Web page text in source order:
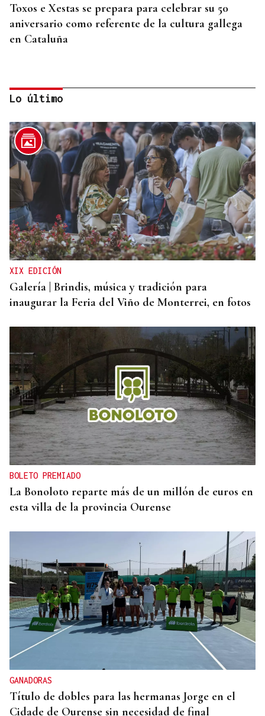
Toxos e Xestas se prepara para celebrar su 50
aniversario como referente de la cultura gallega
en Cataluña
DEPORTE EN LA DIÁSPORA
La Xunta ratifica su apoyo al Galicia Esporte
Clube de Salvador de Bahía
Lo último
XIX EDICIÓN
Galería | Brindis, música y tradición para
inaugurar la Feria del Viño de Monterrei, en fotos
BOLETO PREMIADO
La Bonoloto reparte más de un millón de euros en
esta villa de la provincia Ourense
GANADORAS
Título de dobles para las hermanas Jorge en el
Cidade de Ourense sin necesidad de final